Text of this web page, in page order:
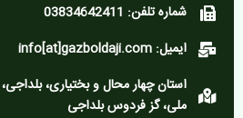
شماره تلفن: 03834642411
ایمیل: info[at]gazboldaji.com
استان چهار محال و بختیاری،
ملی، گز فردوس بلداجی